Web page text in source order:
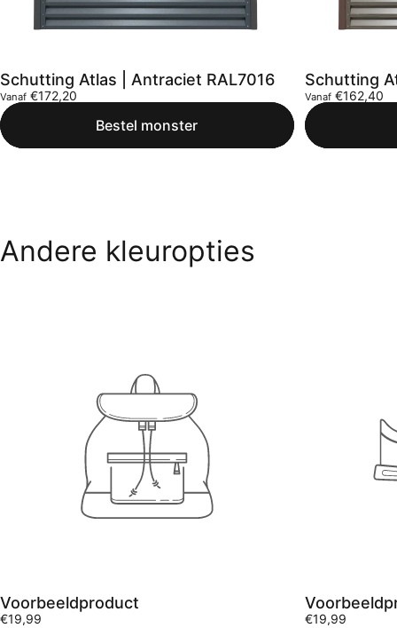
Schutting Atlas | Antraciet RAL7016
Vanaf €172,20
Bestel monster
Schutting
Vanaf€162,40
Andere kleuropties
Voorbeeldproduct
€19,99 €19,99